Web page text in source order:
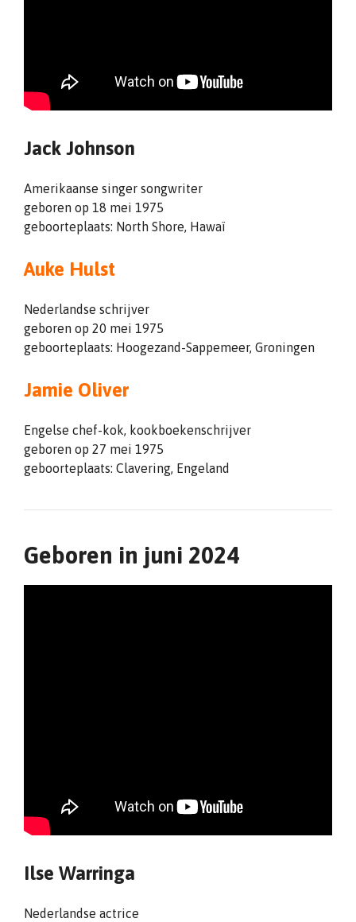
Jack Johnson
Amerikaanse singer songwriter
geboren op 18 mei 1975
geboorteplaats: North Shore, Hawaï
Auke Hulst
Nederlandse schrijver
geboren op 20 mei 1975
geboorteplaats: Hoogezand-Sappemeer, Groningen
Jamie Oliver
Engelse chef-kok, kookboekenschrijver
geboren op 27 mei 1975
geboorteplaats: Clavering, Engeland
Geboren in juni 2024
Ilse Warringa
Nederlandse actrice